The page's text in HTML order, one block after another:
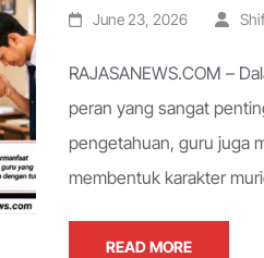
June 23, 2026
RAJASANEWS.COM –
peran yang sangat
pengetahuan, guru juga
membentuk karakter
READ MORE